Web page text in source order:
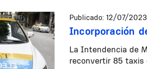
Publicado: 12/07/2023
Incorporación
La Intendencia de
reconvertir 85 taxis